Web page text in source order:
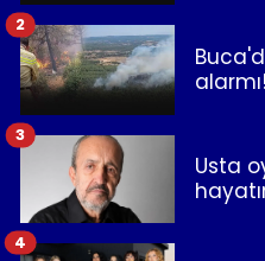
alarmı!
2
Usta
3
4